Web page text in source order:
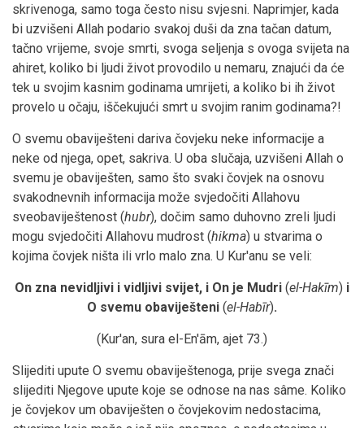
skrivenoga, samo toga često nisu svjesni. Naprimjer, kada
bi uzvišeni Allah podario svakoj duši da zna tačan datum,
tačno vrijeme, svoje smrti, svoga seljenja s ovoga svijeta na
ahiret, koliko bi ljudi život provodilo u nemaru, znajući da će
tek u svojim kasnim godinama umrijeti, a koliko bi ih život
provelo u očaju, iščekujući smrt u svojim ranim godinama?!
O svemu obaviješteni dariva čovjeku neke informacije a
neke od njega, opet, sakriva. U oba slučaja, uzvišeni Allah o
svemu je obaviješten, samo što svaki čovjek na osnovu
svakodnevnih informacija može svjedočiti Allahovu
sveobaviještenost (hubr), dočim samo duhovno zreli ljudi
mogu svjedočiti Allahovu mudrost (hikma) u stvarima o
kojima čovjek ništa ili vrlo malo zna. U Kur'anu se veli:
On zna nevidljivi i vidljivi svijet, i On je Mudri (el-Hakīm) i
O svemu obaviješteni (el-Habīr).
(Kur'an, sura el-En'ām, ajet 73.)
Slijediti upute O svemu obaviještenoga, prije svega znači
slijediti Njegove upute koje se odnose na nas sâme. Koliko
je čovjekov um obaviješten o čovjekovim nedostacima,